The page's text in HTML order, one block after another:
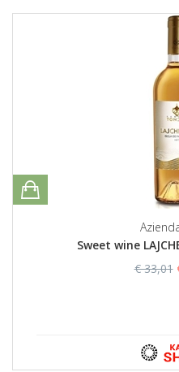
Sweet wine
€ 33,01